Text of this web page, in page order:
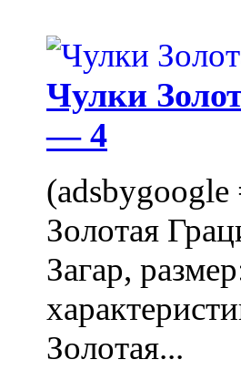
Чулки
— 4
Золотая
Загар,
Золотая...